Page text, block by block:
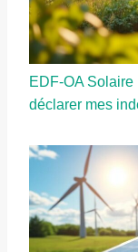
EDF-OA Solaire
déclarer mes